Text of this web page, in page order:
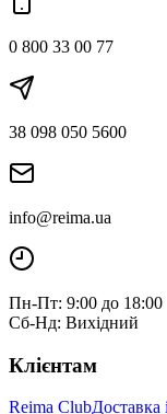
0 800 33 00 77
38 098 050 5600
info@reima.ua
Пн-Пт: 9:00 до 18:00
Сб-Нд: Вихідний
Клієнтам
Reima ClubДоставка